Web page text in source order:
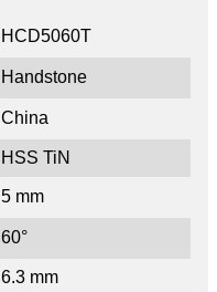
HCD5060T
Handstone
China
HSS TiN
5 mm
60°
6.3 mm